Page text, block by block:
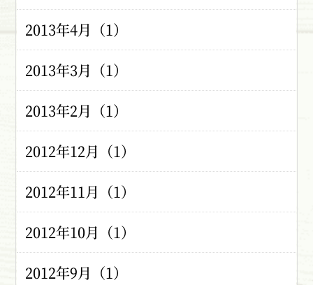
2013年4月（1）
2013年3月（1）
2013年2月（1）
2012年12月（1）
2012年11月（1）
2012年10月（1）
2012年9月（1）